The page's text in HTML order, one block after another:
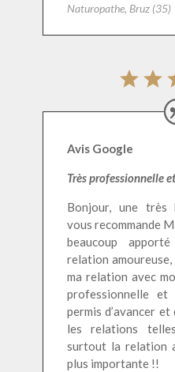
Naturopathe, Bruz (35)
Avis Google
Très professionnelle
Bonjour, une très
vous recommande
beaucoup
relation
ma relation avec
professionnelle et
permis d’avancer
les relations
surtout la relation
plus importante !!